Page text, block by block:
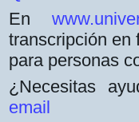
En
transcripción en
para personas
¿Necesitas
email